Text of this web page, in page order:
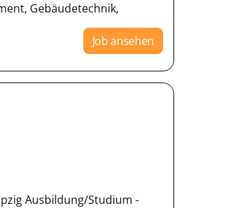
Gebäudetechnik,
Job ansehen
Ausbildung/Studium -